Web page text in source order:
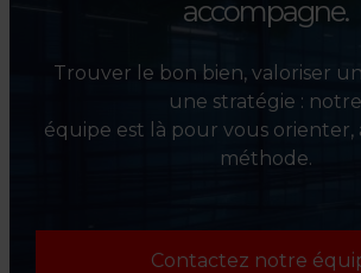
accompagne.
Trouver le bon bien, valoriser
une stratégie : notre
équipe est là pour vous orienter,
méthode.
Contactez notre